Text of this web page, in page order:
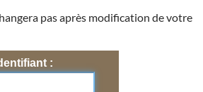
pas après modification de votre